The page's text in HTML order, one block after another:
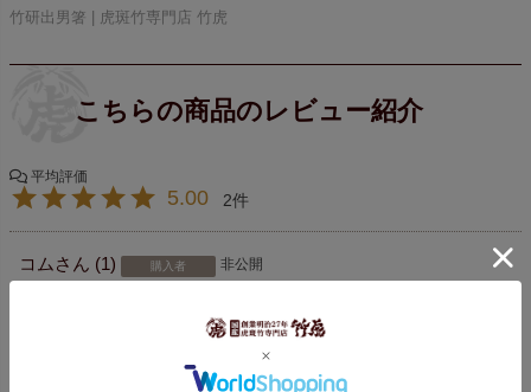
竹研出男箸 | 虎斑竹専門店 竹虎
5.00 2
コム 1 購入者
非公開
旅行で横浜のデパートで１０年位前に購入